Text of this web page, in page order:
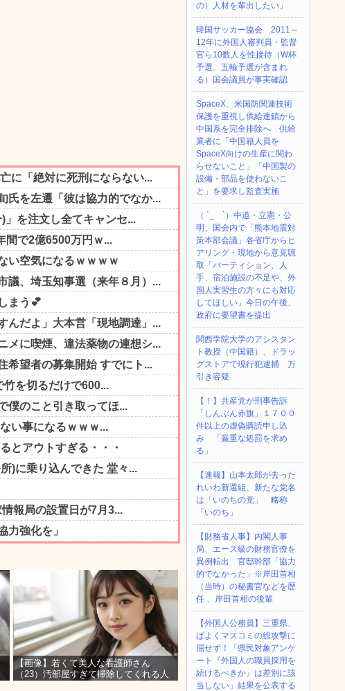
【画像】若くて美人な看護師さん
（23）汚部屋すぎて掃除してくれる人
の）人材を輩出したい」
韓国サッカー協会 2011～
12年に外国人審判員・監督
官ら10数人を性接待（W杯
予選、五輪予選が含まれ
る）国会議員が事実確認
SpaceX、米国防関連技術
保護を重視し供給連鎖から
中国系を完全排除へ 供給
業者に「中国籍人員を
SpaceX向けの生産に関わ
らせないこと」「中国製の
設備・部品を使わないこ
と」を要求し監査実施
（ ´_ゝ`）中道・立憲・公
明、国会内で「熊本地震対
策本部会議」各省庁からヒ
アリング・現地から意見聴
取「パーティション、人
手、宿泊施設の不足や、外
国人実習生の方々にも対応
してほしい」今日の午後、
政府に要望書を提出
関西学院大学のアシスタン
ト教授（中国籍）、ドラッ
グストアで現行犯逮捕 万
引き容疑
【！】共産党が刑事告訴
「しんぶん赤旗」１７００
件以上の虚偽購読申し込
み 「厳重な処罰を求め
る」
【速報】山本太郎が去った
れいわ新選組、新たな党名
は「いのちの党」 略称
「いのち」
【財務省人事】内閣人事
局、エース級の財務官僚を
異例転出 官邸幹部「協力
的でなかった」※岸田首相
（当時）の秘書官などを歴
任 、岸田首相の後輩
【外国人公務員】三重県、
ぱよくマスコミの総攻撃に
屈せず！「県民対象アンケ
ート『外国人の職員採用を
続けるべきか』は差別に該
当しない」結果を公表する